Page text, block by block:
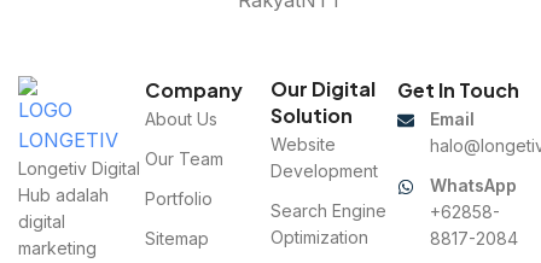
Longetiv Digital
Hub adalah
digital
marketing
Company
About Us
Our Team
Portfolio
Sitemap
Our Digital
Solution
Website
Development
Search Engine
Optimization
Get In Touch
Email
WhatsApp
+62858-
8817-2084